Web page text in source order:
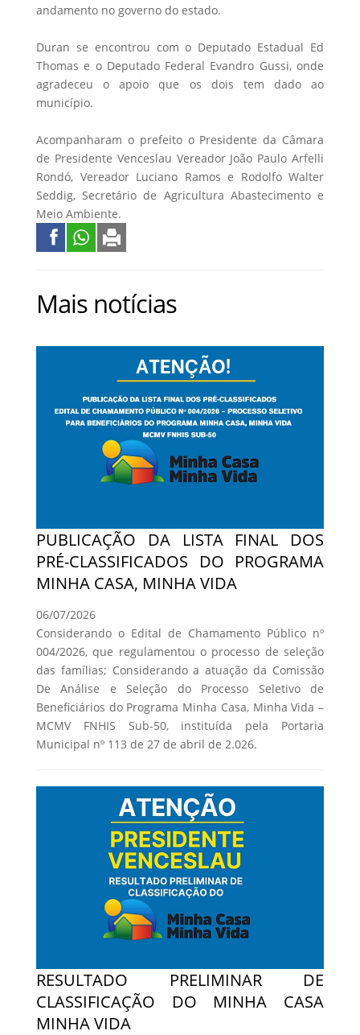
andamento no governo do estado.
Duran se encontrou com o Deputado Estadual Ed
Thomas e o Deputado Federal Evandro Gussi, onde
agradeceu o apoio que os dois tem dado ao
município.
Acompanharam o prefeito o Presidente da Câmara
de Presidente Venceslau Vereador João Paulo Arfelli
Rondó, Vereador Luciano Ramos e Rodolfo Walter
Seddig, Secretário de Agricultura Abastecimento e
Meio Ambiente.
Mais notícias
PUBLICAÇÃO DA LISTA FINAL DOS
PRÉ-CLASSIFICADOS DO PROGRAMA
MINHA CASA, MINHA VIDA
06/07/2026
Considerando o Edital de Chamamento Público nº
004/2026, que regulamentou o processo de seleção
das famílias; Considerando a atuação da Comissão
De Análise e Seleção do Processo Seletivo de
Beneficiários do Programa Minha Casa, Minha Vida –
MCMV FNHIS Sub-50, instituída pela Portaria
Municipal nº 113 de 27 de abril de 2.026.
RESULTADO PRELIMINAR DE
CLASSIFICAÇÃO DO MINHA CASA
MINHA VIDA